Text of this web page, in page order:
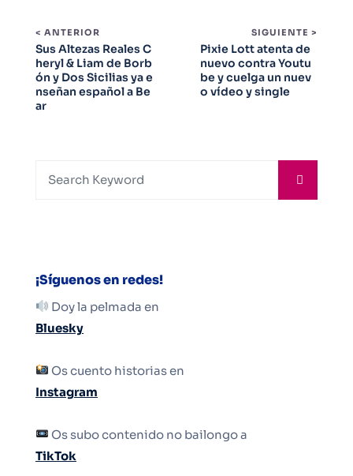
< ANTERIOR
Sus Altezas Reales C
heryl & Liam de Borb
ón y Dos Sicilias ya e
nseñan español a Be
ar
SIGUIENTE >
Pixie Lott atenta de
nuevo contra Youtu
be y cuelga un nuev
o vídeo y single
¡Síguenos en redes!
Doy la pelmada en
Bluesky
Os cuento historias en
Instagram
Os subo contenido no bailongo a
TikTok